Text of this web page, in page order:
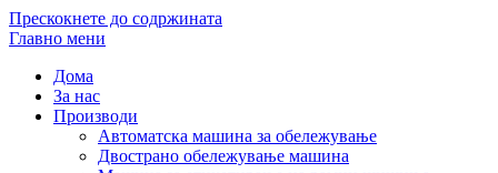
Прескокнете до содржината
Главно мени
Дома
За нас
Производи
Автоматска машина за обележување
Двострано обележување машина